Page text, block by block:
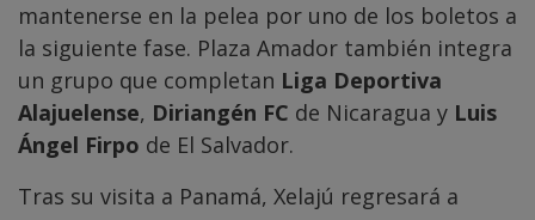
mantenerse en la pelea por uno de los boletos a
la siguiente fase. Plaza Amador también integra
un grupo que completan Liga Deportiva
Alajuelense, Diriangén FC de Nicaragua y Luis
Ángel Firpo de El Salvador.
Tras su visita a Panamá, Xelajú regresará a